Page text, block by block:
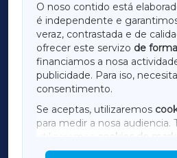
O noso contido está
é independente e
veraz, contrastada e de
ofrecer este servizo de
financiamos a nosa
publicidade. Para iso,
consentimento.
Se aceptas, utilizaremos
para medir a nosa audiencia.
utilizaremos
cookies de
mostrar publicidade de
LUGOXA